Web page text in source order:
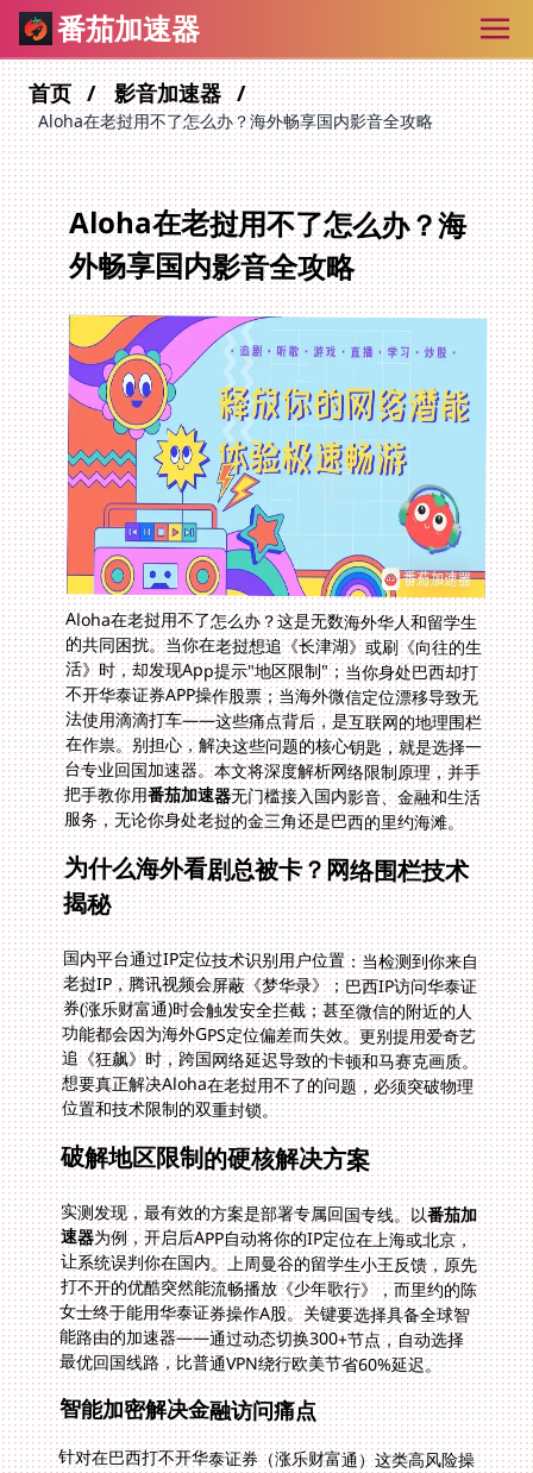
番茄加速器
首页 影音加速器
Aloha在老挝用不了怎么办？海外畅享国内影音全攻略
Aloha在老挝用不了怎么办？海
外畅享国内影音全攻略
Aloha在老挝用不了怎么办？这是无数海外华人和留学生
的共同困扰。当你在老挝想追《长津湖》或刷《向往的生
活》时，却发现App提示"地区限制"；当你身处巴西却打
不开华泰证券APP操作股票；当海外微信定位漂移导致无
法使用滴滴打车——这些痛点背后，是互联网的地理围栏
在作祟。别担心，解决这些问题的核心钥匙，就是选择一
台专业回国加速器。本文将深度解析网络限制原理，并手
把手教你用番茄加速器无门槛接入国内影音、金融和生活
服务，无论你身处老挝的金三角还是巴西的里约海滩。
为什么海外看剧总被卡？网络围栏技术
揭秘
国内平台通过IP定位技术识别用户位置：当检测到你来自
老挝IP，腾讯视频会屏蔽《梦华录》；巴西IP访问华泰证
券(涨乐财富通)时会触发安全拦截；甚至微信的附近的人
功能都会因为海外GPS定位偏差而失效。更别提用爱奇艺
追《狂飙》时，跨国网络延迟导致的卡顿和马赛克画质。
想要真正解决Aloha在老挝用不了的问题，必须突破物理
位置和技术限制的双重封锁。
破解地区限制的硬核解决方案
实测发现，最有效的方案是部署专属回国专线。以番茄加
速器为例，开启后APP自动将你的IP定位在上海或北京，
让系统误判你在国内。上周曼谷的留学生小王反馈，原先
打不开的优酷突然能流畅播放《少年歌行》，而里约的陈
女士终于能用华泰证券操作A股。关键要选择具备全球智
能路由的加速器——通过动态切换300+节点，自动选择
最优回国线路，比普通VPN绕行欧美节省60%延迟。
智能加密解决金融访问痛点
针对在巴西打不开华泰证券（涨乐财富通）这类高风险操
作，番茄的AES-256加密通道保障交易数据安全。实测从
圣保罗连接上海证券节点时，数据传输全程隐藏真实IP地
址，防止中间人攻击。配合独享100M带宽，K线图刷新